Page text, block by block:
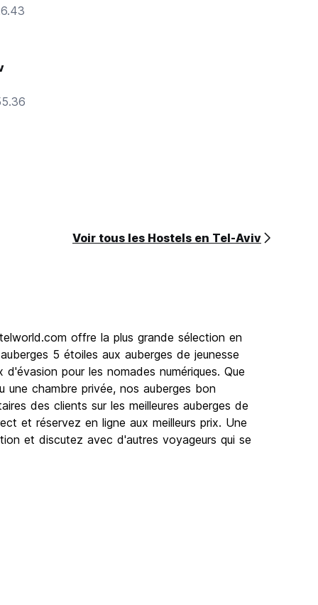
Voir tous les Hostels en Tel-Aviv
offre la plus grande sélection en
5 étoiles aux auberges de jeunesse
pour les nomades numériques. Que
chambre privée, nos auberges bon
des clients sur les meilleures auberges de
et réservez en ligne aux meilleurs prix. Une
et discutez avec d'autres voyageurs qui se